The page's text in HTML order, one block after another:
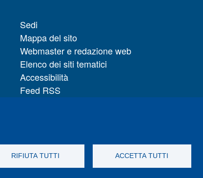
RIFIUTA TUTTI ACCETTA TUTTI
Sedi
Mappa del sito
Webmaster e redazione web
Elenco dei siti tematici
Accessibilità
Feed RSS